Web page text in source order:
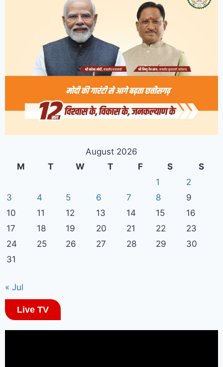
August 2026
M
T W T F S
S
1
2
3
4 5 6 7 8
9
10
11 12 13 14 15
16
17
18 19 20 21 22
23
24
25 26 27 28 29
30
31
« Jul
Live TV